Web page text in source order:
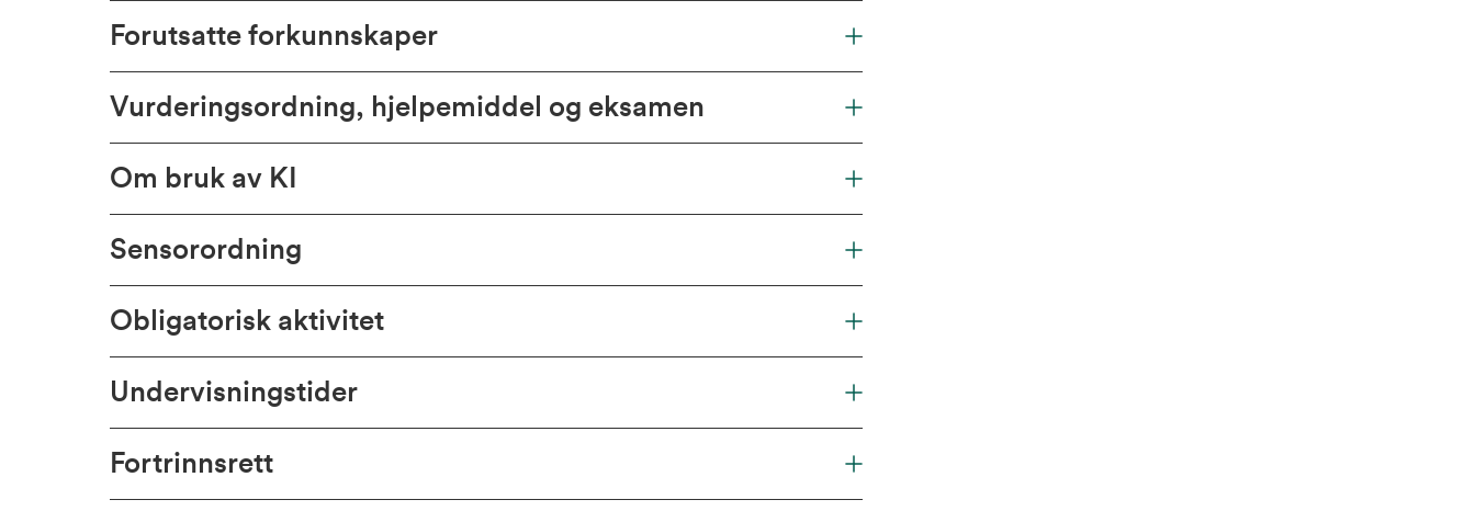
Forutsatte forkunnskaper
Vurderingsordning, hjelpemiddel og eksamen
Om bruk av KI
Sensorordning
Obligatorisk aktivitet
Undervisningstider
Fortrinnsrett